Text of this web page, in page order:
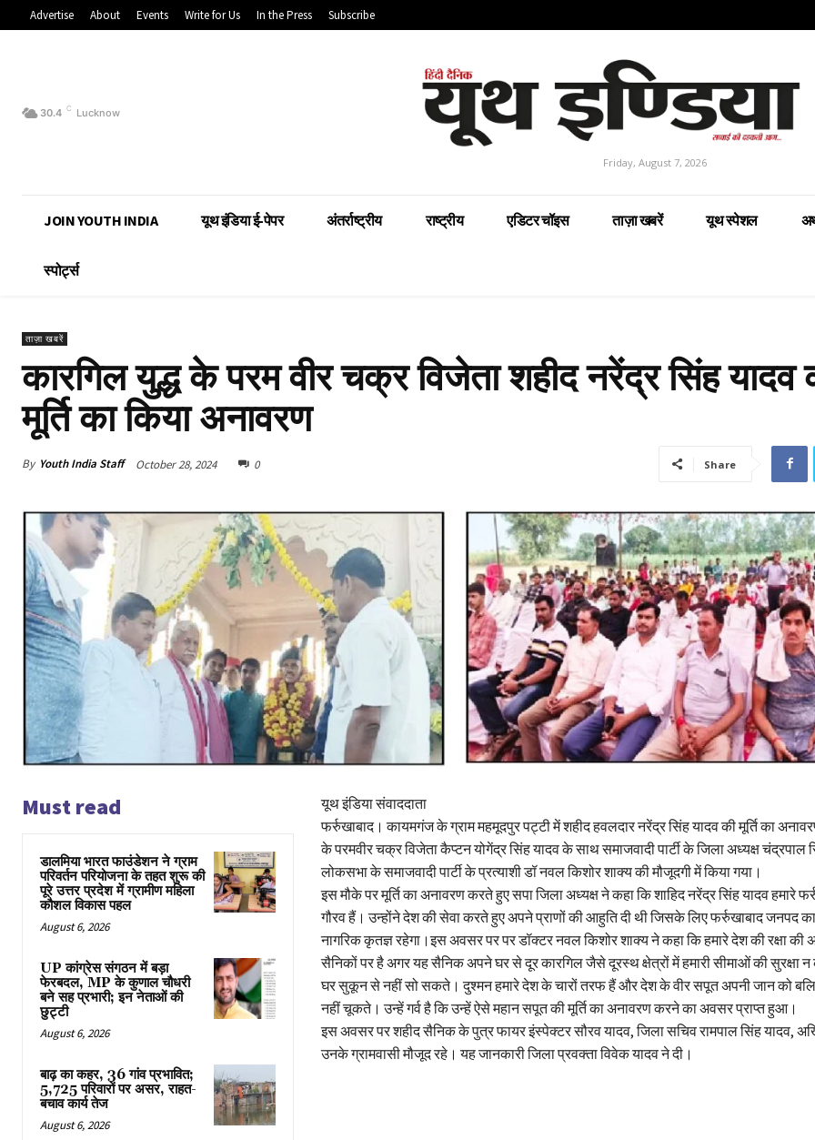
Advertise About Events Write for Us In the Press Subscribe
30.4 C Lucknow
Friday, August 7, 2026
JOIN YOUTH INDIA यूथ इंडिया ई-पेपर अंतर्राष्ट्रीय राष्ट्रीय एडिटर चॉइस ताज़ा खबरें यूथ स्पेशल
स्पोर्ट्स
ताज़ा खबरें
कारगिल युद्ध के परम वीर चक्र विजेता शहीद नरेंद्र सिंह यादव
मूर्ति का किया अनावरण
By Youth India Staff October 28, 2024 0 Share
Must read
डालमिया भारत फाउंडेशन ने ग्राम
परिवर्तन परियोजना के तहत शुरू की
पूरे उत्तर प्रदेश में ग्रामीण महिला
कौशल विकास पहल
August 6, 2026
UP कांग्रेस संगठन में बड़ा
फेरबदल, MP के कुणाल चौधरी
बने सह प्रभारी; इन नेताओं की
छुट्टी
August 6, 2026
बाढ़ का कहर, 36 गांव प्रभावित;
5,725 परिवारों पर असर, राहत-
बचाव कार्य तेज
August 6, 2026
यूथ इंडिया संवाददाता
फर्रुखाबाद। कायमगंज के ग्राम महमूदपुर पट्टी में शहीद हवलदार नरेंद्र सिंह यादव की मूर्ति का
के परमवीर चक्र विजेता कैप्टन योगेंद्र सिंह यादव के साथ समाजवादी पार्टी के जिला अध्यक्ष चंद्रपाल
लोकसभा के समाजवादी पार्टी के प्रत्याशी डॉ नवल किशोर शाक्य की मौजूदगी में किया गया।
इस मौके पर मूर्ति का अनावरण करते हुए सपा जिला अध्यक्ष ने कहा कि शाहिद नरेंद्र सिंह यादव हमारे
गौरव हैं। उन्होंने देश की सेवा करते हुए अपने प्राणों की आहुति दी थी जिसके लिए फर्रुखाबाद जनपद
नागरिक कृतज्ञ रहेगा।इस अवसर पर पर डॉक्टर नवल किशोर शाक्य ने कहा कि हमारे देश की रक्षा की
सैनिकों पर है अगर यह सैनिक अपने घर से दूर कारगिल जैसे दूरस्थ क्षेत्रों में हमारी सीमाओं की सुरक्षा
घर सुकून से नहीं सो सकते। दुश्मन हमारे देश के चारों तरफ हैं और देश के वीर सपूत अपनी जान को
नहीं चूकते। उन्हें गर्व है कि उन्हें ऐसे महान सपूत की मूर्ति का अनावरण करने का अवसर प्राप्त हुआ।
इस अवसर पर शहीद सैनिक के पुत्र फायर इंस्पेक्टर सौरव यादव, जिला सचिव रामपाल सिंह यादव,
उनके ग्रामवासी मौजूद रहे। यह जानकारी जिला प्रवक्ता विवेक यादव ने दी।